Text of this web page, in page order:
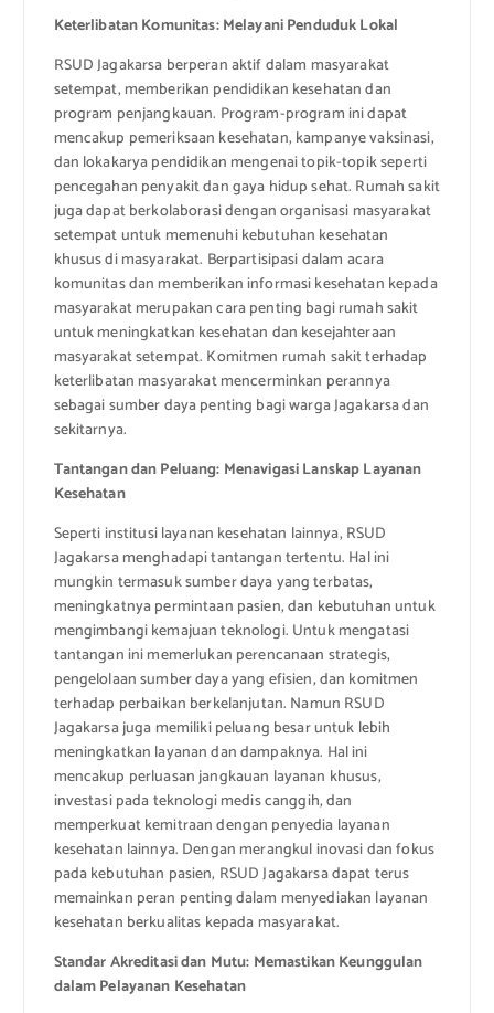
Keterlibatan Komunitas: Melayani Penduduk Lokal
RSUD Jagakarsa berperan aktif dalam masyarakat
setempat, memberikan pendidikan kesehatan dan
program penjangkauan. Program-program ini dapat
mencakup pemeriksaan kesehatan, kampanye vaksinasi,
dan lokakarya pendidikan mengenai topik-topik seperti
pencegahan penyakit dan gaya hidup sehat. Rumah sakit
juga dapat berkolaborasi dengan organisasi masyarakat
setempat untuk memenuhi kebutuhan kesehatan
khusus di masyarakat. Berpartisipasi dalam acara
komunitas dan memberikan informasi kesehatan kepada
masyarakat merupakan cara penting bagi rumah sakit
untuk meningkatkan kesehatan dan kesejahteraan
masyarakat setempat. Komitmen rumah sakit terhadap
keterlibatan masyarakat mencerminkan perannya
sebagai sumber daya penting bagi warga Jagakarsa dan
sekitarnya.
Tantangan dan Peluang: Menavigasi Lanskap Layanan
Kesehatan
Seperti institusi layanan kesehatan lainnya, RSUD
Jagakarsa menghadapi tantangan tertentu. Hal ini
mungkin termasuk sumber daya yang terbatas,
meningkatnya permintaan pasien, dan kebutuhan untuk
mengimbangi kemajuan teknologi. Untuk mengatasi
tantangan ini memerlukan perencanaan strategis,
pengelolaan sumber daya yang efisien, dan komitmen
terhadap perbaikan berkelanjutan. Namun RSUD
Jagakarsa juga memiliki peluang besar untuk lebih
meningkatkan layanan dan dampaknya. Hal ini
mencakup perluasan jangkauan layanan khusus,
investasi pada teknologi medis canggih, dan
memperkuat kemitraan dengan penyedia layanan
kesehatan lainnya. Dengan merangkul inovasi dan fokus
pada kebutuhan pasien, RSUD Jagakarsa dapat terus
memainkan peran penting dalam menyediakan layanan
kesehatan berkualitas kepada masyarakat.
Standar Akreditasi dan Mutu: Memastikan Keunggulan
dalam Pelayanan Kesehatan